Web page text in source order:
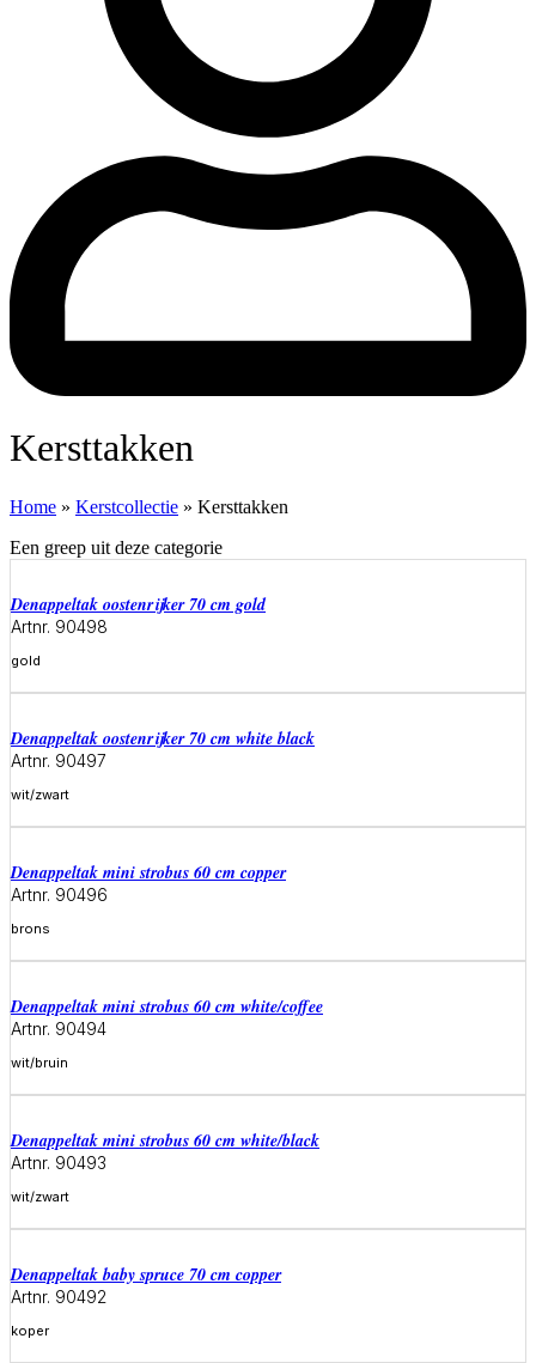
Kersttakken
Home » Kerstcollectie » Kersttakken
Een greep uit deze categorie
denappeltak oostenrijker 70 cm gold
Artnr. 90498
gold
denappeltak oostenrijker 70 cm white black
Artnr. 90497
wit/zwart
denappeltak mini strobus 60 cm copper
Artnr. 90496
brons
denappeltak mini strobus 60 cm white/coffee
Artnr. 90494
wit/bruin
denappeltak mini strobus 60 cm white/black
Artnr. 90493
wit/zwart
denappeltak baby spruce 70 cm copper
Artnr. 90492
koper